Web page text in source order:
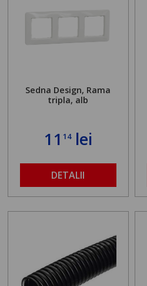
Sedna Design, Rama
tripla, alb
11 14lei
DETALII